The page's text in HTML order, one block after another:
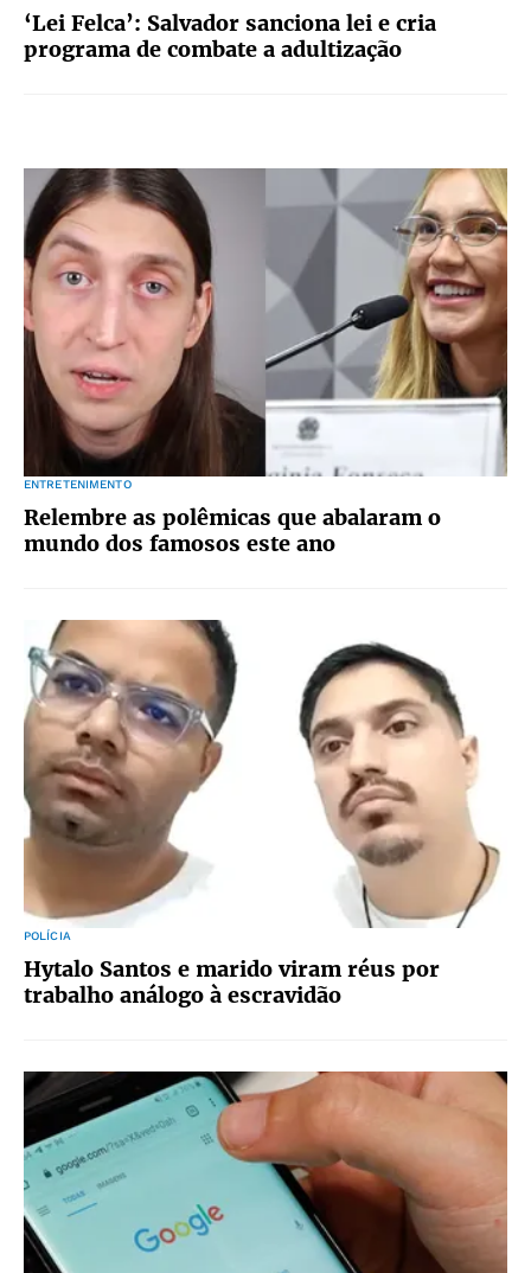
‘Lei Felca’: Salvador sanciona lei e cria
programa de combate a adultização
ENTRETENIMENTO
Relembre as polêmicas que abalaram o
mundo dos famosos este ano
POLÍCIA
Hytalo Santos e marido viram réus por
trabalho análogo à escravidão